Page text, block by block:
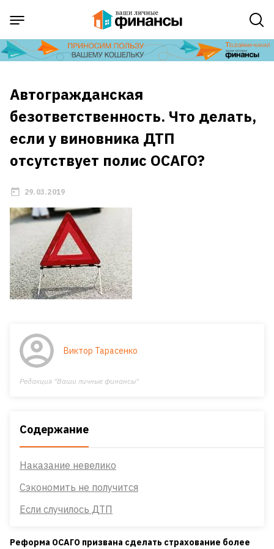
Автогражданская
безответственность. Что делать,
если у виновника ДТП
отсутствует полис ОСАГО?
29.03.2019
Виктор Тарасенко
Редакция "Ваши личные финансы"
Содержание
Наказание невелико
Сэкономить не получится
Если случилось ДТП
Реформа ОСАГО призвана сделать страхование более